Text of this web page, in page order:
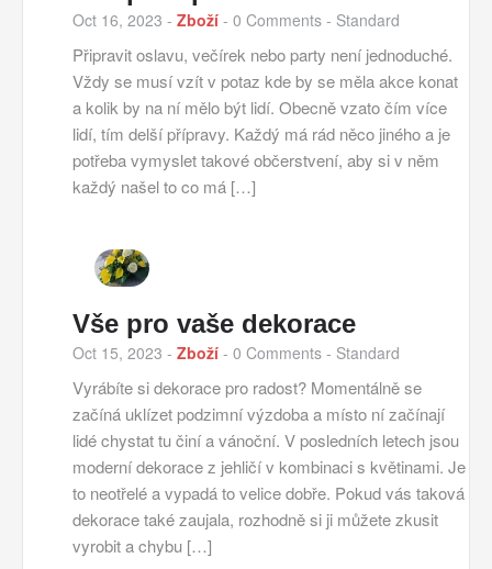
Oct 16, 2023 - Zboží - 0 Comments - Standard
Připravit oslavu, večírek nebo party není jednoduché.
Vždy se musí vzít v potaz kde by se měla akce konat
a kolik by na ní mělo být lidí. Obecně vzato čím více
lidí, tím delší přípravy. Každý má rád něco jiného a je
potřeba vymyslet takové občerstvení, aby si v něm
každý našel to co má […]
Vše pro vaše dekorace
Oct 15, 2023 - Zboží - 0 Comments - Standard
Vyrábíte si dekorace pro radost? Momentálně se
začíná uklízet podzimní výzdoba a místo ní začínají
lidé chystat tu činí a vánoční. V posledních letech jsou
moderní dekorace z jehličí v kombinaci s květinami. Je
to neotřelé a vypadá to velice dobře. Pokud vás taková
dekorace také zaujala, rozhodně si ji můžete zkusit
vyrobit a chybu […]